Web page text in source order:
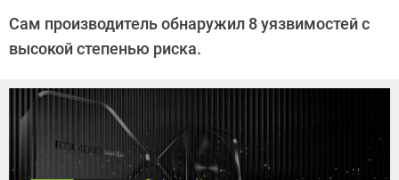
Довлатова
Сам производитель обнаружил 8 уязвимостей с
высокой степенью риска.